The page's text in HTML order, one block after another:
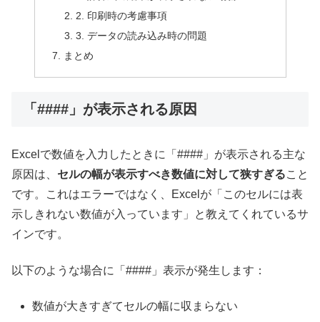
2. 印刷時の考慮事項
3. データの読み込み時の問題
まとめ
「####」が表示される原因
Excelで数値を入力したときに「####」が表示される主な
原因は、 セルの幅が表示すべき数値に対して狭すぎること
です。これはエラーではなく、Excelが「このセルには表
示しきれない数値が入っています」と教えてくれているサ
インです。
以下のような場合に「####」表示が発生します：
数値が大きすぎてセルの幅に収まらない